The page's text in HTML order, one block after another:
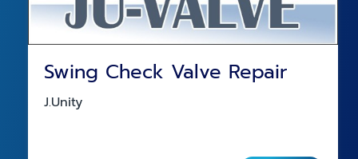
Swing Check Valve Repair
J.Unity